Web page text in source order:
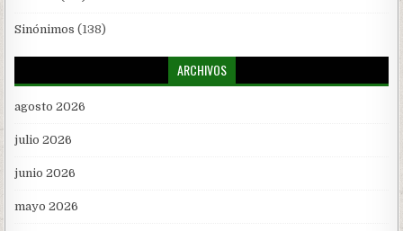
Sinónimos (138)
ARCHIVOS
agosto 2026
julio 2026
junio 2026
mayo 2026